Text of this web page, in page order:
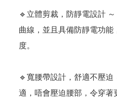
🔹立體剪裁，防靜電設計
曲線，並且具備防靜電功
度。
🔹寬腰帶設計，舒適不壓
適，唔會壓迫腰部，令穿著